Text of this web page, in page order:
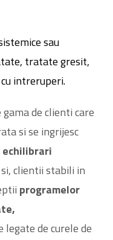
sau
tratate gresit,
intreruperi.
de clienti care
si se ingrijesc
echilibrari
clientii stabili in
programelor
legate de curele de